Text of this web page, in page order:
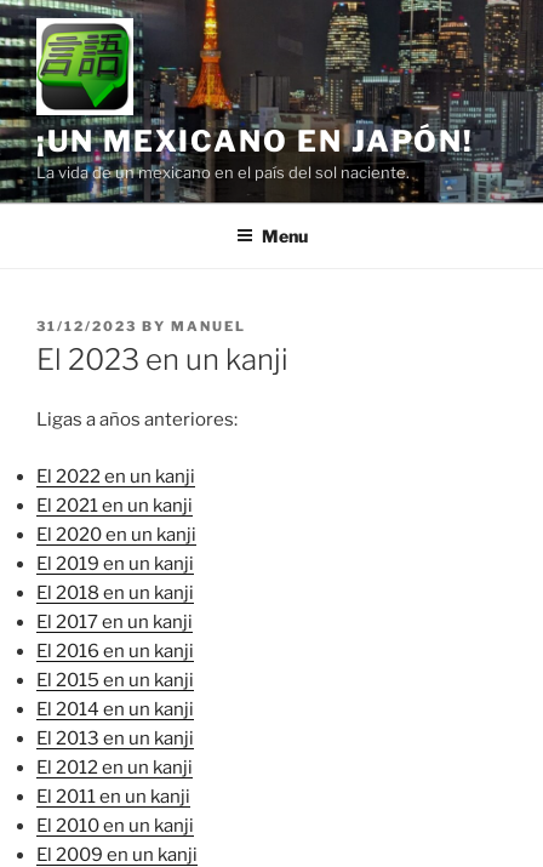
Skip
to
content
¡UN MEXICANO EN JAPÓN!
La vida de un mexicano en el país del sol naciente.
Menu
POSTED
ON
31/12/2023 BY MANUEL
El 2023 en un kanji
Ligas a años anteriores:
El 2022 en un kanji
El 2021 en un kanji
El 2020 en un kanji
El 2019 en un kanji
El 2018 en un kanji
El 2017 en un kanji
El 2016 en un kanji
El 2015 en un kanji
El 2014 en un kanji
El 2013 en un kanji
El 2012 en un kanji
El 2011 en un kanji
El 2010 en un kanji
El 2009 en un kanji